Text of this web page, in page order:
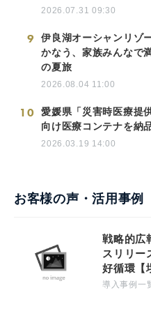
2026.07.31 09:30
9
伊良湖オーシャンリゾ
かなう、家族みんなで
の夏旅
2026.08.04 11:00
10
愛媛県「災害時医療提
向け医療コンテナを納
2026.03.19 14:00
お客様の声・活用事例
戦略的広
スリリー
好循環【
導入事例一